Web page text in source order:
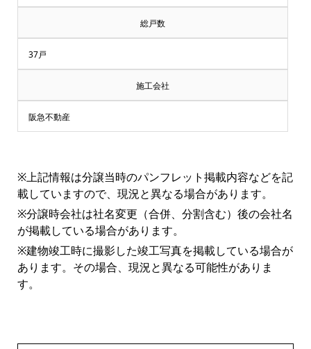
中
♪
横
浜
青
葉
区
ン
総戸数
37戸
施工会社
阪急不動産
※上記情報は分譲当時のパンフレット掲載内容などを記
載していますので、現況と異なる場合があります。
※分譲時会社は社名変更（合併、分割含む）後の会社名
が掲載している場合があります。
※建物竣工時に撮影した竣工写真を掲載している場合が
あります。その場合、現況と異なる可能性がありま
す。